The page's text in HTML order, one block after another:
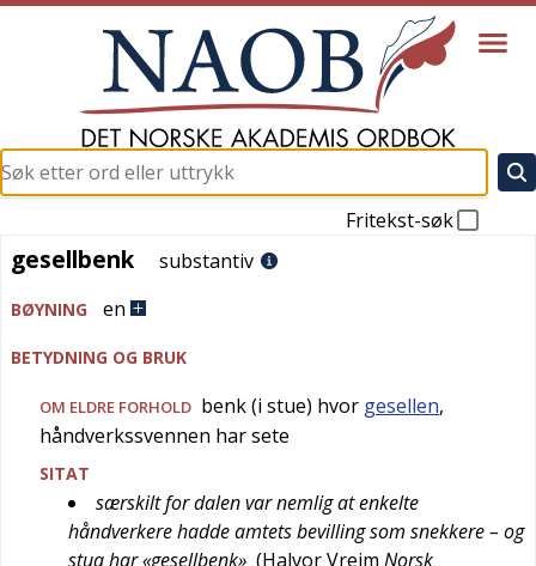
Fritekst-søk
gesellbenk
gesellbenk substantiv
BØYNING en
BETYDNING OG BRUK
OM ELDRE FORHOLD benk (i stue) hvor gesellen,
håndverkssvennen har sete
SITAT
særskilt for dalen var nemlig at enkelte
håndverkere hadde amtets bevilling som snekkere – og
stua har «gesellbenk» (Halvor Vreim Norsk